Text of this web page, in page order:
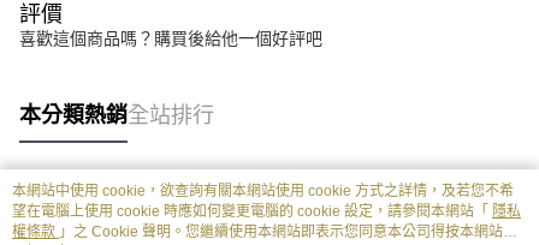
評價
喜歡這個商品嗎？購買後給他一個好評吧
本分類熱銷全站排行
熱門標籤
本網站中使用 cookie，欲查詢有關本網站使用 cookie 方式之詳情，及若您不希
望在電腦上使用 cookie 時應如何變更電腦的 cookie 設定，請參閱本網站「 隱私
權條款 」之 Cookie 聲明。您繼續使用本網站即表示您同意本公司得按本網站使